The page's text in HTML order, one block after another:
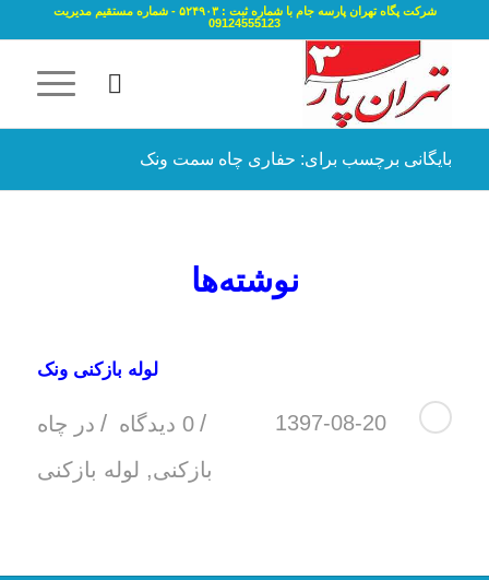
شرکت پگاه تهران پارسه جام با شماره ثبت : ۵۲۴۹۰۳ - شماره مستقیم مدیریت
09124555123
بایگانی برچسب برای: حفاری چاه سمت ونک
نوشته‌ها
لوله بازکنی ونک
1397-08-20
/ 0 دیدگاه / در چاه
بازکنی, لوله بازکنی